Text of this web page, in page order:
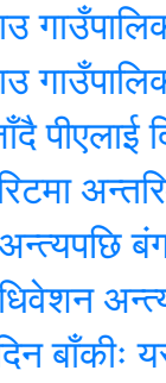
दिइन्
अन्तरिम
अन्त्य
यस्ता